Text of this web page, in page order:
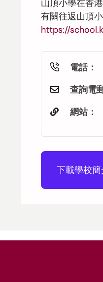
山頂小學在香
有關往返山頂
https://
電話：
查詢電
網站：
下載學校簡